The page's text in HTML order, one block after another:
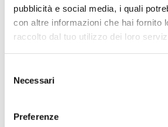
pubblicità e social media, i quali
con altre informazioni che hai fornito
raccolto dal tuo utilizzo dei loro
delNecessari
Preferenze
Condividi
Presentazione
Gli atti delle giornate di studio